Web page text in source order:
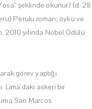
şeklinde okunur) (d. 28
Perulu roman, öykü ve
2010 yılında Nobel Ödülü
görev yaptığı
Lima'daki askeri bir
San Marcos